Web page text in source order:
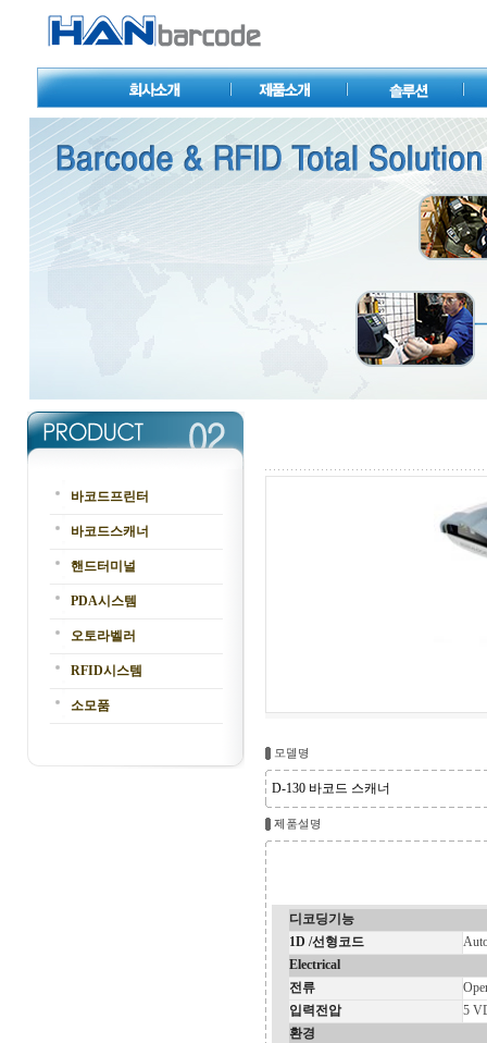
바코드프린터
바코드스캐너
핸드터미널
PDA시스템
오토라벨러
RFID시스템
소모품
D-130 바코드 스캐너
디코딩기능
1D /선형코드
Electrical
전류
입력전압
5
환경